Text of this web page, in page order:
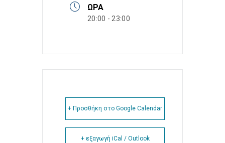
ΏΡΑ
20:00 - 23:00
+ Προσθήκη στο Google Calendar
+ εξαγωγή iCal / Outlook